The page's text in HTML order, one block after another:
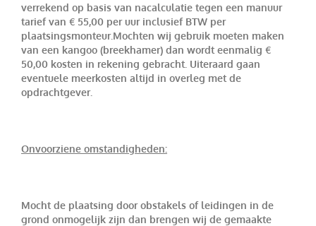
verrekend op basis van nacalculatie tegen een manuur
tarief van € 55,00 per uur inclusief BTW per
plaatsingsmonteur.Mochten wij gebruik moeten maken
van een kangoo (breekhamer) dan wordt eenmalig €
50,00 kosten in rekening gebracht. Uiteraard gaan
eventuele meerkosten altijd in overleg met de
opdrachtgever.
Onvoorziene omstandigheden:
Mocht de plaatsing door obstakels of leidingen in de
grond onmogelijk zijn dan brengen wij de gemaakte